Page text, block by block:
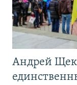
Андрей